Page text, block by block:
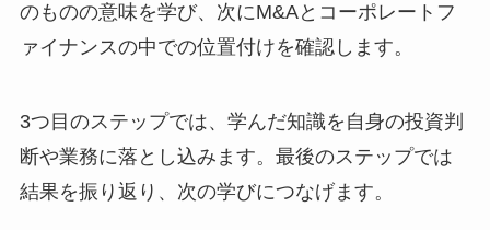
のものの意味を学び、次にM&Aとコーポレートフ
ァイナンスの中での位置付けを確認します。
3つ目のステップでは、学んだ知識を自身の投資判
断や業務に落とし込みます。最後のステップでは
結果を振り返り、次の学びにつなげます。